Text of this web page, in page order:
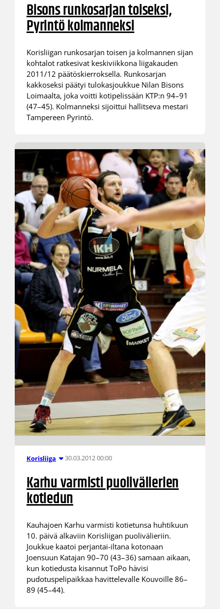
Bisons runkosarjan toiseksi,
Pyrintö kolmanneksi
Korisliigan runkosarjan toisen ja kolmannen sijan
kohtalot ratkesivat keskiviikkona liigakauden
2011/12 päätöskierroksella. Runkosarjan
kakkoseksi päätyi tulokasjoukkue Nilan Bisons
Loimaalta, joka voitti kotipelissään KTP:n 94–91
(47–45). Kolmanneksi sijoittui hallitseva mestari
Tampereen Pyrintö.
Korisliiga 30.03.2012 00:00
Karhu varmisti puolivälierien
kotiedun
Kauhajoen Karhu varmisti kotietunsa huhtikuun
10. päivä alkaviin Korisliigan puolivälieriin.
Joukkue kaatoi perjantai-iltana kotonaan
Joensuun Katajan 90–70 (43–36) samaan aikaan,
kun kotiedusta kisannut ToPo hävisi
pudotuspelipaikkaa havittelevalle Kouvoille 86–
89 (45–44).